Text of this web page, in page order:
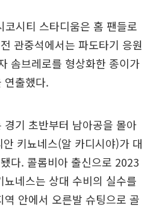
시티 스타디움은 홈 팬들로
관중석에서는 파도타기 응원
솜브레로를 형상화한 종이가
연출했다.
기 초반부터 남아공을 몰아
키뇨네스(알 카디시야)가 대
다. 콜롬비아 출신으로 2023
네스는 상대 수비의 실수를
안에서 오른발 슈팅으로 골